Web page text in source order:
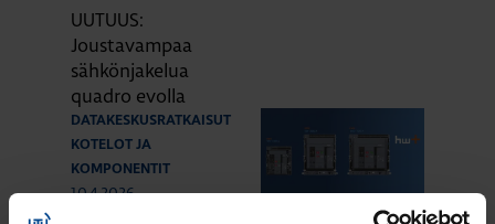
UUTUUS:
Joustavampaa
sähkönjakelua
quadro evolla
DATAKESKUSRATKAISUT
KOTELOT JA
KOMPONENTIT
10.4.2026